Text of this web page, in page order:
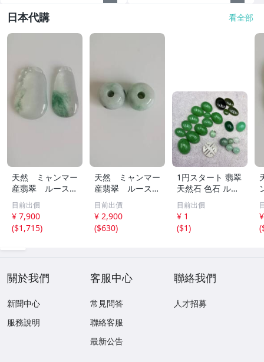
日本代購 看全部
天然 ミャンマー
産翡翠 ルース
瓜 氷のように透
き通る 17ｘ8.5
ｘ2.4ｍｍ 3.5ct
と 17.6ｘ11
目前出價
¥ 7,900
($1,715)
天然 ミャンマー
産翡翠 ルース
18ｘ12.8ｍ
ｍ 40.5ct と
18.4ｘ13.3ｍｍ
43ct 注意事項
目前出價
¥ 2,900
($630)
1円スタート 翡翠
天然石 色石 ルー
ス まとめ 大量 ジ
ュエリー 宝石 総
重量約49.0g ヒス
イ HE0806ろ
目前出價
¥ 1
($1)
(
關於我們
新聞中心
服務說明
客服中心
常見問答
聯絡客服
最新公告
聯絡我們
人才招募